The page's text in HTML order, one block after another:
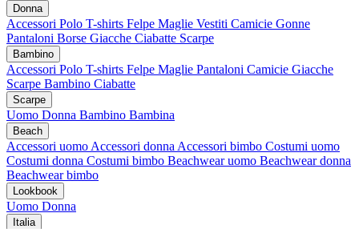
Donna
Accessori Polo T-shirts Felpe Maglie Vestiti Camicie Gonne
Pantaloni Borse Giacche Ciabatte Scarpe
Bambino
Accessori Polo T-shirts Felpe Maglie Pantaloni Camicie Giacche
Scarpe Bambino Ciabatte
Scarpe
Uomo Donna Bambino Bambina
Beach
Accessori uomo Accessori donna Accessori bimbo Costumi uomo
Costumi donna Costumi bimbo Beachwear uomo Beachwear donna
Beachwear bimbo
Lookbook
Uomo Donna
Italia